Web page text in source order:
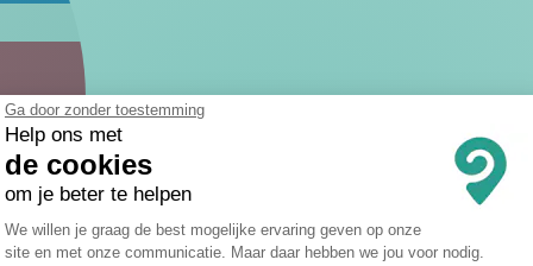
Ga door zonder toestemming
Help ons met
de cookies
om je beter te helpen
Toestemmingsbeheerplatform:
We willen je graag de best mogelijke ervaring geven op onze
site en met onze communicatie. Maar daar hebben we jou voor nodig.